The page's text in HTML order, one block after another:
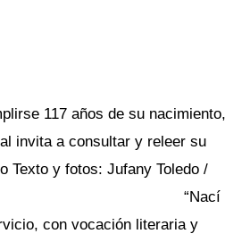
años de su nacimiento,
invita a consultar y releer su
Texto y fotos: Jufany Toledo /
“Nací
con vocación literaria y